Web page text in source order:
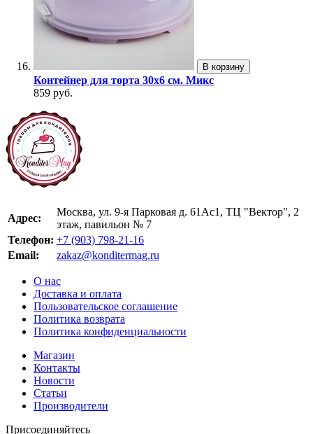
В корзину
Контейнер для торта 30х6 см. Микс
859 руб.
Адрес:
Москва, ул. 9-я Парковая д. 61Ас1, ТЦ "Вектор", 2
этаж, павильон № 7
Телефон: +7 (903) 798-21-16
Email:
zakaz@konditermag.ru
О нас
Доставка и оплата
Пользовательское соглашение
Политика возврата
Политика конфиденциальности
Магазин
Контакты
Новости
Статьи
Производители
Присоединяйтесь